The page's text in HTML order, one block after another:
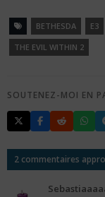
BETHESDA E3
THE EVIL WITHIN 2
SOUTENEZ-MOI EN
2 commentaires